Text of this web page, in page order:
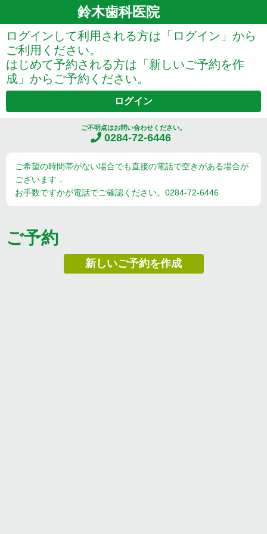
鈴木歯科医院
ご不明点はお問い合わせください。
0284-72-6446
ログインして利用される方は「ログイン」から
ご利用ください。
はじめて予約される方は「新しいご予約を作
成」からご予約ください。
ログイン
ご希望の時間帯がない場合でも直接の電話で空きがある場合が
ございます．
お手数ですかが電話でご確認ください。0284-72-6446
ご予約